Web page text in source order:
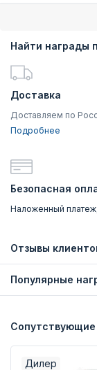
Найти награды
Доставка
Доставляем по
Подробнее
Безопасная
Наложенный
Отзывы
Популярные
Сопутствующие
Дилер